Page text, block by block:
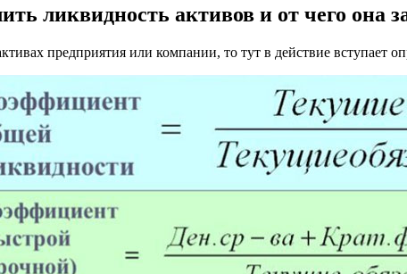
ликвидность активов и от чего она
предприятия или компании, то тут в действие вступает